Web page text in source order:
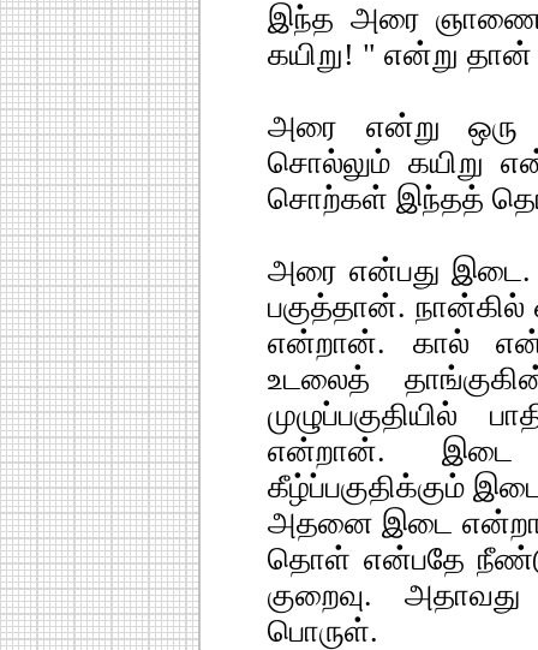
இந்த அரை
கயிறு! " என்று தான்
அரை என்று ஒரு
சொல்லும் கயிறு
சொற்கள் இந்தத்
அரை என்பது இடை.
பகுத்தான்.
என்றான். கால்
உடலைத்
என்றான். இடை
கீழ்ப்பகுதிக்கும்
அதனை இடை
தொள் என்பதே
குறைவு.
பொருள்.